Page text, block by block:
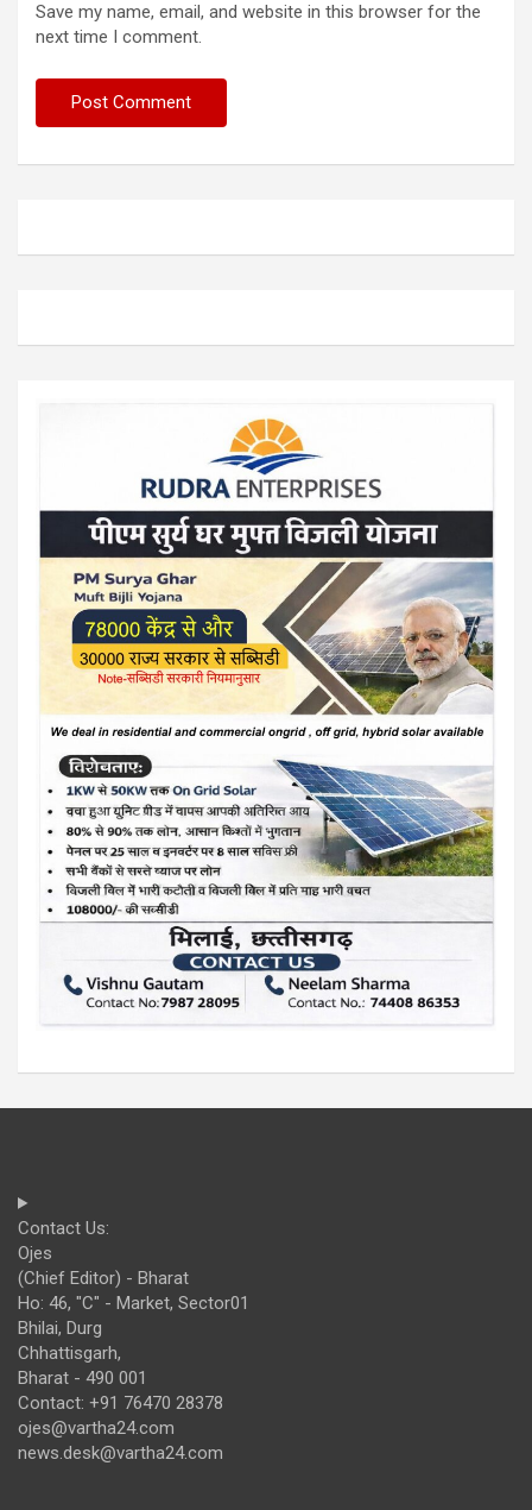
Save my name, email, and website in this browser for the
next time I comment.
Contact Us:
Ojes
(Chief Editor) - Bharat
Ho: 46, "C" - Market, Sector01
Bhilai, Durg
Chhattisgarh,
Bharat - 490 001
Contact: +91 76470 28378
ojes@vartha24.com
news.desk@vartha24.com